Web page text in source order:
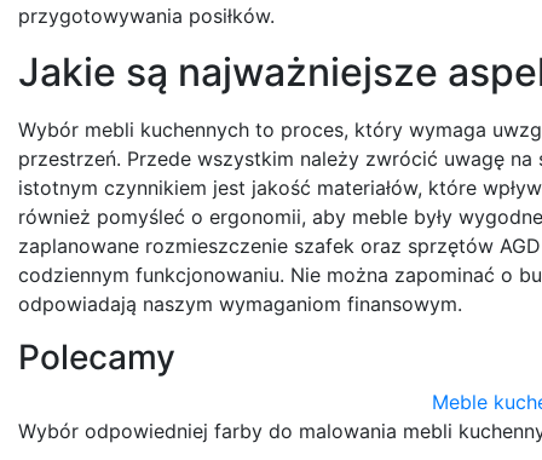
przygotowywania posiłków.
Jakie są najważniejsze
Wybór mebli kuchennych to proces, który wymaga
przestrzeń. Przede wszystkim należy zwrócić uwagę
istotnym czynnikiem jest jakość materiałów, które
również pomyśleć o ergonomii, aby meble były
zaplanowane rozmieszczenie szafek oraz sprzętów
codziennym funkcjonowaniu. Nie można zapominać o
odpowiadają naszym wymaganiom finansowym.
Polecamy
Meble
Wybór odpowiedniej farby do malowania mebli